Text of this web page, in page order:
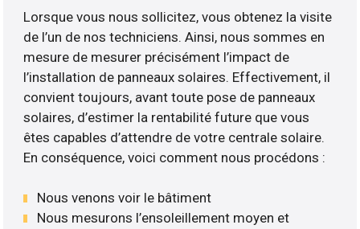
Lorsque vous nous sollicitez, vous obtenez la visite
de l’un de nos techniciens. Ainsi, nous sommes en
mesure de mesurer précisément l’impact de
l’installation de panneaux solaires. Effectivement, il
convient toujours, avant toute pose de panneaux
solaires, d’estimer la rentabilité future que vous
êtes capables d’attendre de votre centrale solaire.
En conséquence, voici comment nous procédons :
Nous venons voir le bâtiment
Nous mesurons l’ensoleillement moyen et